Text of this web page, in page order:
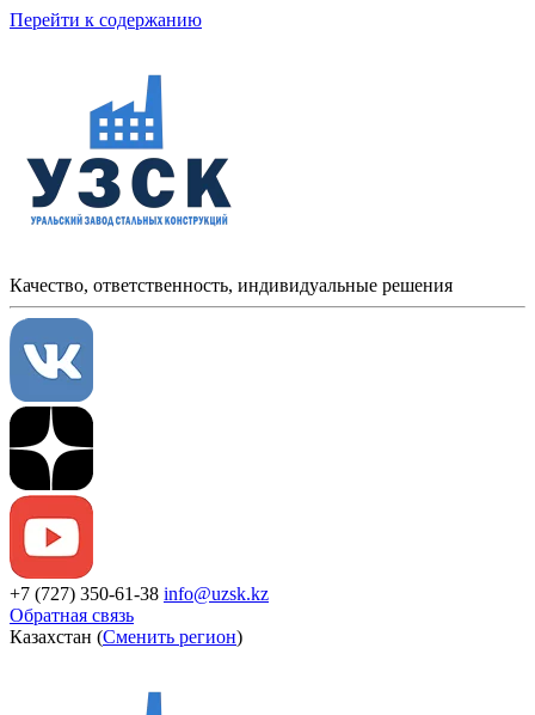
Перейти к содержанию
Качество, ответственность, индивидуальные решения
+7 (727) 350-61-38 info@uzsk.kz
Обратная связь
Казахстан (Сменить регион)